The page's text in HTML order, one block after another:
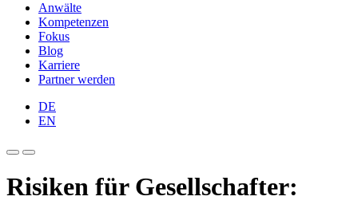
Anwälte
Kompetenzen
Fokus
Blog
Karriere
Partner werden
DE
EN
Risiken für Gesellschafter: